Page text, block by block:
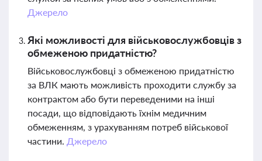
Джерело
Які можливості для військовослужбовців з
обмеженою придатністю?
Військовослужбовці з обмеженою придатністю
за ВЛК мають можливість проходити службу за
контрактом або бути переведеними на інші
посади, що відповідають їхнім медичним
обмеженням, з урахуванням потреб військової
частини. Джерело